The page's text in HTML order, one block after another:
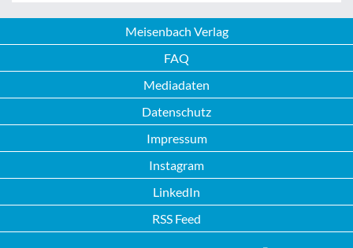
Meisenbach Verlag
FAQ
Mediadaten
Datenschutz
Impressum
Instagram
LinkedIn
RSS Feed